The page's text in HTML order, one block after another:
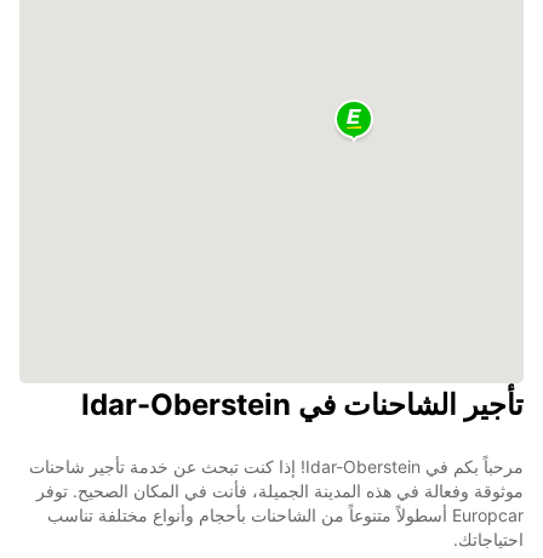
تأجير الشاحنات في Idar-Oberstein
مرحباً بكم في Idar-Oberstein! إذا كنت تبحث عن خدمة تأجير شاحنات
موثوقة وفعالة في هذه المدينة الجميلة، فأنت في المكان الصحيح. توفر
Europcar أسطولاً متنوعاً من الشاحنات بأحجام وأنواع مختلفة تناسب
احتياجاتك.